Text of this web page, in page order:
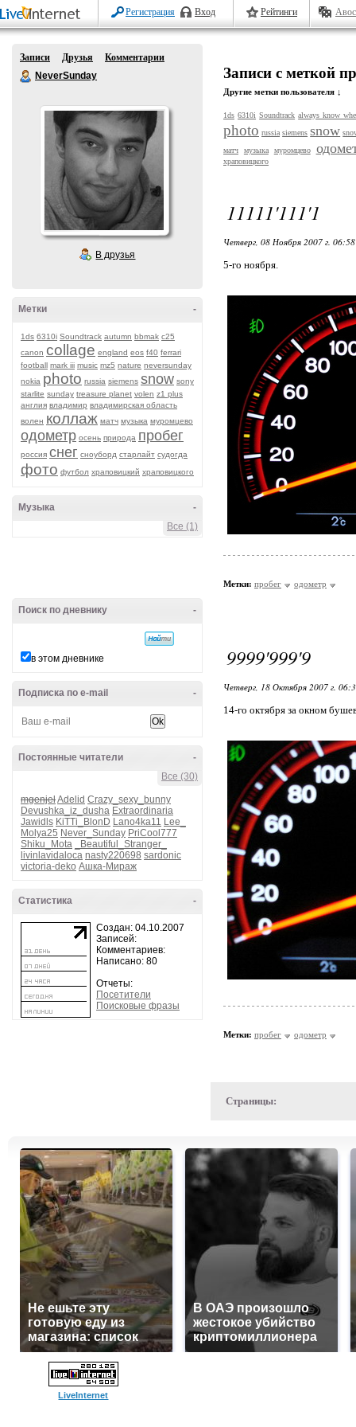
Регистрация Вход Рейтинги
Записи Друзья
Комментарии
NeverSunday
В друзья
-
Метки
1ds 6310i Soundtrack autumn bbmak c25
canon collage england eos f40 ferrari
football mark iii music mz5 nature neversunday
nokia photo russia siemens snow sony
starlite sunday treasure planet volen z1 plus
англия владимир владимирская область
волен коллаж матч музыка муромцево
одометр осень природа пробег
россия снег сноуборд старлайт судогда
фото футбол храповицкий храповицкого
-
Музыка
Все (1)
-
Поиск по дневнику
в этом дневнике
-
Подписка по e-mail
-
Постоянные читатели
Все (30)
mgenjelAdelid Crazy_sexy_bunny
Devushka_iz_dusha Extraordinaria
Jawidls KiTTi_BlonD Lano4ka11 Lee_
Molya25 Never_Sunday PriCool777
Shiku_Mota
_Beautiful_Stranger_
livinlavidaloca nasty220698 sardonic
victoria-deko Ашка-Мираж
-
Статистика
Создан: 04.10.2007
Записей:
Комментариев:
Написано: 80
Отчеты:
Посетители
Поисковые фразы
Записи с меткой
Другие метки пользователя ↓
1ds 6310i Soundtrack always know
photo russia siemens snow
матч
музыка муромцево
храповицкого
11111'111'1
Четверг, 08 Ноября 2007 г.
5-го ноября.
Метки: пробег одометр
9999'999'9
Четверг, 18 Октября 2007 г.
14-го октября за окном
Метки: пробег одометр
Страницы:
Не ешьте эту
готовую еду из
магазина: список
В ОАЭ произошло
жестокое убийство
криптомиллионера
LiveInternet